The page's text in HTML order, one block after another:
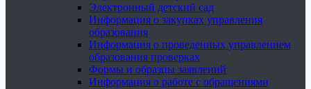
Электронный детский сад
Информация о закупках управления
образования
Информация о проведенных управлением
образования проверках
Формы и образцы заявлений
Информация о работе с обращениями